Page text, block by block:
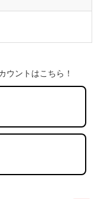
ウントはこちら！